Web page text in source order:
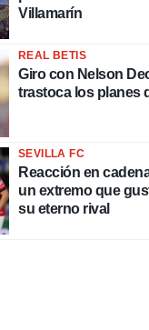
Villamarín
REAL BETIS
Giro con Nelson
trastoca los planes
SEVILLA FC
Reacción en
un extremo que
su eterno rival